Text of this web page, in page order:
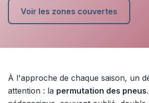
Voir les zones couvertes
À l'approche de chaque saison, un
attention : la permutation des pneus